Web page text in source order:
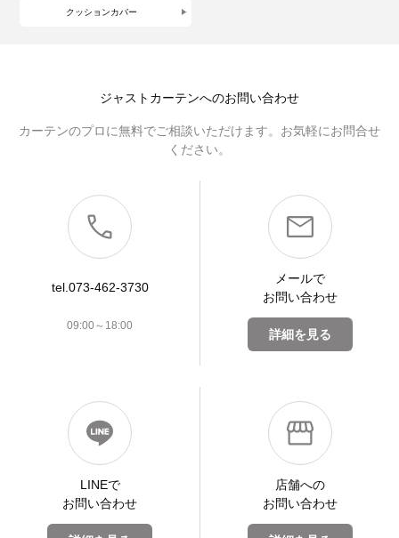
クッションカバー
ジャストカーテンへのお問い合わせ
カーテンのプロに無料でご相談いただけます。お気軽にお問合せ
ください。
tel.073-462-3730
09:00～18:00
メールで
お問い合わせ
詳細を見る
LINEで
お問い合わせ
店舗への
お問い合わせ